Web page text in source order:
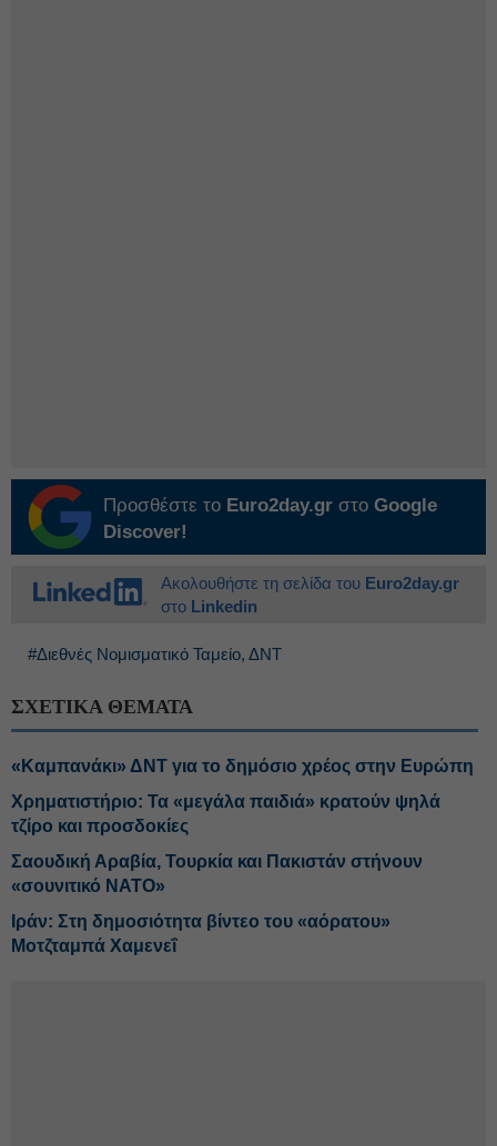
Προσθέστε το Euro2day.gr στο Google
Discover!
Ακολουθήστε τη σελίδα του Euro2day.gr
στο Linkedin
#Διεθνές Νομισματικό Ταμείο, ΔΝΤ
ΣΧΕΤΙΚΑ ΘΕΜΑΤΑ
«Καμπανάκι» ΔΝΤ για το δημόσιο χρέος στην Ευρώπη
Χρηματιστήριο: Τα «μεγάλα παιδιά» κρατούν ψηλά
τζίρο και προσδοκίες
Σαουδική Αραβία, Τουρκία και Πακιστάν στήνουν
«σουνιτικό ΝΑΤΟ»
Ιράν: Στη δημοσιότητα βίντεο του «αόρατου»
Μοτζταμπά Χαμενεΐ